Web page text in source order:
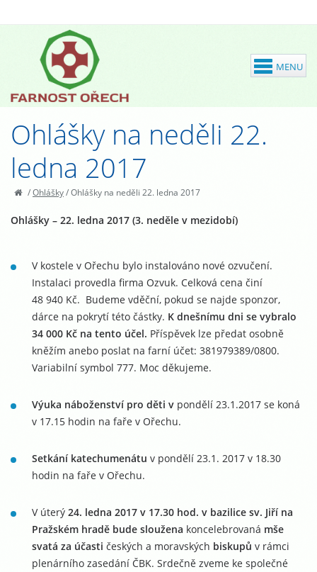
Ohlášky na neděli 22.
ledna 2017
/Ohlášky/Ohlášky na neděli 22. ledna 2017
Ohlášky – 22. ledna 2017 (3. neděle v mezidobí)
V kostele v Ořechu bylo instalováno nové ozvučení.
Instalaci provedla firma Ozvuk. Celková cena činí
48 940 Kč. Budeme vděční, pokud se najde sponzor,
dárce na pokrytí této částky. K dnešnímu dni se vybralo
34 000 Kč na tento účel. Příspěvek lze předat osobně
kněžím anebo poslat na farní účet: 381979389/0800.
Variabilní symbol 777. Moc děkujeme.
Výuka náboženství pro děti v pondělí 23.1.2017 se koná
v 17.15 hodin na faře v Ořechu.
Setkání katechumenátu v pondělí 23.1. 2017 v 18.30
hodin na faře v Ořechu.
V úterý 24. ledna 2017 v 17.30 hod. v bazilice sv. Jiří na
Pražském hradě bude sloužena koncelebrovaná mše
svatá za účasti českých a moravských biskupů v rámci
plenárního zasedání ČBK. Srdečně zveme ke společné